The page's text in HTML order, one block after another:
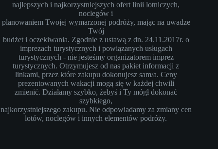
najlepszych i najkorzystniejszych ofert linii lotniczych,
noclegów i
planowaniem Twojej wymarzonej podróży, mając na uwadze
Twój
budżet i oczekiwania. Zgodnie z ustawą z dn. 24.11.2017r. o
imprezach turystycznych i powiązanych usługach
turystycznych - nie jesteśmy organizatorem imprez
turystycznych. Otrzymujesz od nas pakiet informacji z
linkami, przez które zakupu dokonujesz sam/a. Ceny
prezentowanych wakacji mogą się w każdej chwili
zmienić. Działamy szybko, żebyś i Ty mógł dokonać
szybkiego,
najkorzystniejszego zakupu. Nie odpowiadamy za zmiany cen
lotów, noclegów i innych elementów podróży.